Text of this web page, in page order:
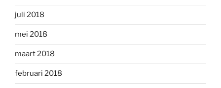
juli 2018
mei 2018
maart 2018
februari 2018